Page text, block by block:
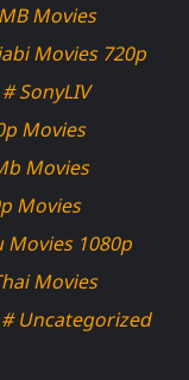
Movies
Movies 720p
# SonyLIV
Movies
Movies
Movies
Movies 1080p
Movies
# Uncategorized